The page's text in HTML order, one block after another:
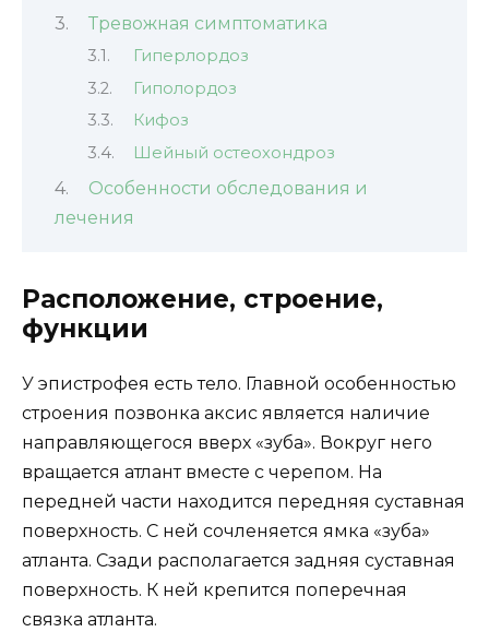
Тревожная симптоматика
Гиперлордоз
Гиполордоз
Кифоз
Шейный остеохондроз
Особенности обследования и
лечения
Расположение, строение,
функции
У эпистрофея есть тело. Главной особенностью
строения позвонка аксис является наличие
направляющегося вверх «зуба». Вокруг него
вращается атлант вместе с черепом. На
передней части находится передняя суставная
поверхность. С ней сочленяется ямка «зуба»
атланта. Сзади располагается задняя суставная
поверхность. К ней крепится поперечная
связка атланта.